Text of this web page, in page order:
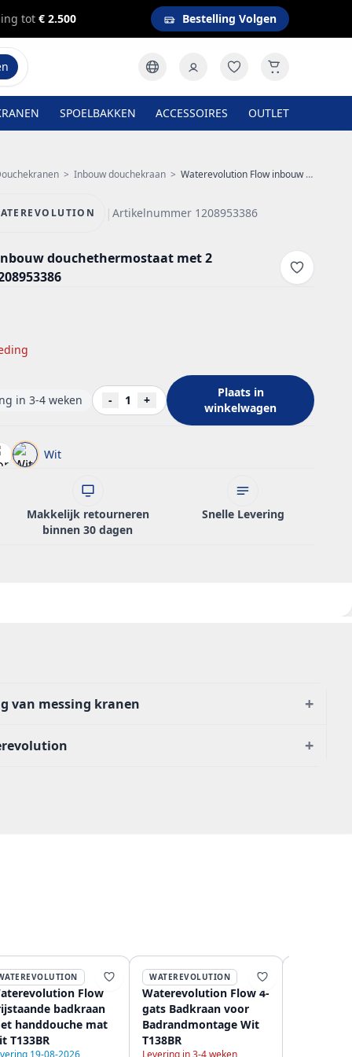
tot € 2.500 Bestelling Volgen
SPOELBAKKEN ACCESSOIRES OUTLET
> Inbouw douchekraan > Waterevolution Flow inbouw douchethermostaat met 2 stopkranen mat wit 1208953386
|Artikelnummer 1208953386
douchethermostaat met 2
in 3-4 weken - 1 +
Plaats in
winkelwagen
Wit
Makkelijk retourneren
binnen 30 dagen
Snelle Levering
van messing kranen +
+
Flow
badkraan
handdouche mat
T133BR
19-08-2026
WATEREVOLUTION
Waterevolution Flow 4-
gats Badkraan voor
Badrandmontage Wit
T138BR
Levering in 3-4 weken